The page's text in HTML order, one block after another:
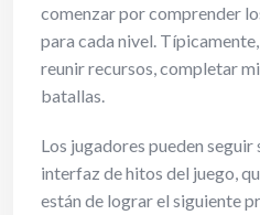
comenzar por comprender
para cada nivel.
reunir recursos, completar
batallas.
Los jugadores pueden
interfaz de hitos del juego,
están de lograr el siguiente